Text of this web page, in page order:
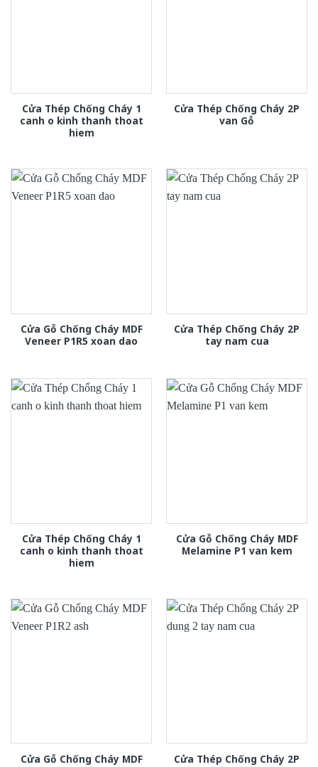
Cửa Thép Chống Cháy 1
canh o kinh thanh thoat
hiem
Cửa Thép Chống Cháy 2P
van Gỗ
Cửa Gỗ Chống Cháy MDF
Veneer P1R5 xoan dao
Cửa Thép Chống Cháy 2P
tay nam cua
Cửa Thép Chống Cháy 1
canh o kinh thanh thoat
hiem
Cửa Gỗ Chống Cháy MDF
Melamine P1 van kem
Cửa Gỗ Chống Cháy MDF
Cửa Thép Chống Cháy 2P